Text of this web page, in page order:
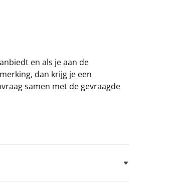
en als je aan de
dan krijg je een
samen met de gevraagde